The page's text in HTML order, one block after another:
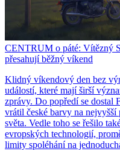
CENTRUM o páté: Vítězný
přesahují běžný víkend
Klidný víkendový den bez
událostí, které mají širší
zprávy. Do popředí se dostal
vrátil české barvy na
světa. Vedle toho se řešilo
evropských technologií,
limity spoléhání na